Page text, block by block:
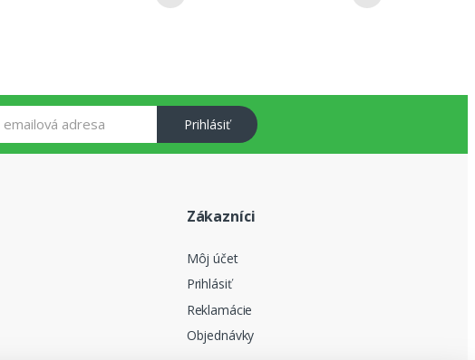
Prihlásiť
Zákazníci
Môj účet
Prihlásiť
Reklamácie
Objednávky